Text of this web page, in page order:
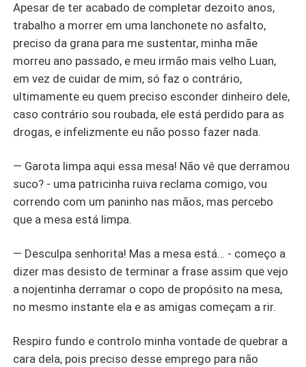
Apesar de ter acabado de completar dezoito anos,
trabalho a morrer em uma lanchonete no asfalto,
preciso da grana para me sustentar, minha mãe
morreu ano passado, e meu irmão mais velho Luan,
em vez de cuidar de mim, só faz o contrário,
ultimamente eu quem preciso esconder dinheiro dele,
caso contrário sou roubada, ele está perdido para as
drogas, e infelizmente eu não posso fazer nada.
— Garota limpa aqui essa mesa! Não vê que derramou
suco? - uma patricinha ruiva reclama comigo, vou
correndo com um paninho nas mãos, mas percebo
que a mesa está limpa.
— Desculpa senhorita! Mas a mesa está… - começo a
dizer mas desisto de terminar a frase assim que vejo
a nojentinha derramar o copo de propósito na mesa,
no mesmo instante ela e as amigas começam a rir.
Respiro fundo e controlo minha vontade de quebrar a
cara dela, pois preciso desse emprego para não